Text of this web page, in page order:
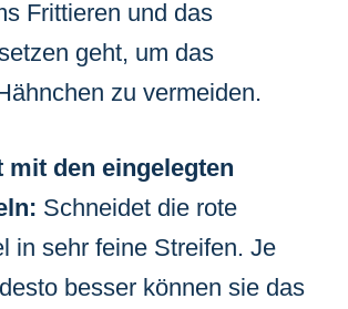
Frittieren und das
geht, um das
zu vermeiden.
mit den eingelegten
Schneidet die rote
in sehr feine Streifen. Je
besser können sie das